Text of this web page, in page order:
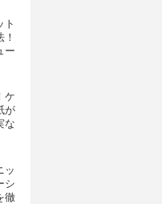
ト
ー
ケ
が
な
ッ
シ
徹